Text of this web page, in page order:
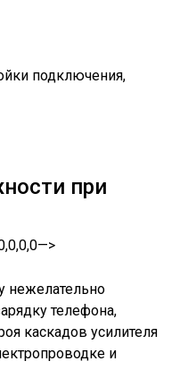
подключения,
при
нежелательно
телефона,
каскадов усилителя
и